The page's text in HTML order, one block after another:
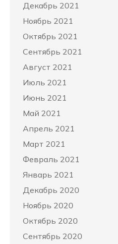
Декабрь 2021
Ноябрь 2021
Октябрь 2021
Сентябрь 2021
Август 2021
Июль 2021
Июнь 2021
Май 2021
Апрель 2021
Март 2021
Февраль 2021
Январь 2021
Декабрь 2020
Ноябрь 2020
Октябрь 2020
Сентябрь 2020